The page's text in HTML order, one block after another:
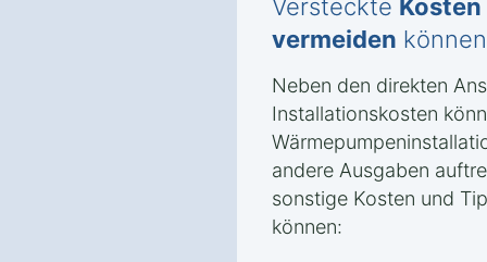
Versteckte Kosten
vermeiden können
Neben den direkten
Installationskosten
andere Ausgaben
sonstige Kosten und
können: